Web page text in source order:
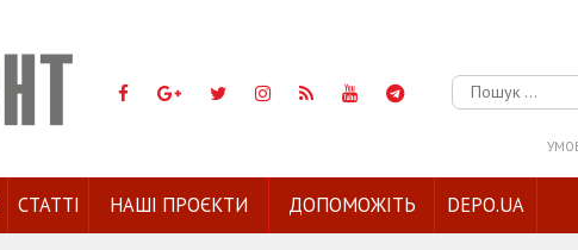
Пошук:
СТАТТІ НАШІ ПРОЄКТИ ДОПОМОЖІТЬ DEPO.UA